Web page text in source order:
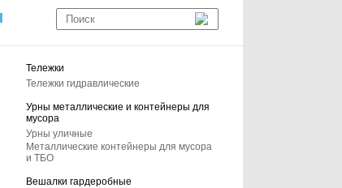
Тележки
Тележки гидравлические
Урны металлические и контейнеры для
мусора
Урны уличные
Металлические контейнеры для мусора
и ТБО
Вешалки гардеробные